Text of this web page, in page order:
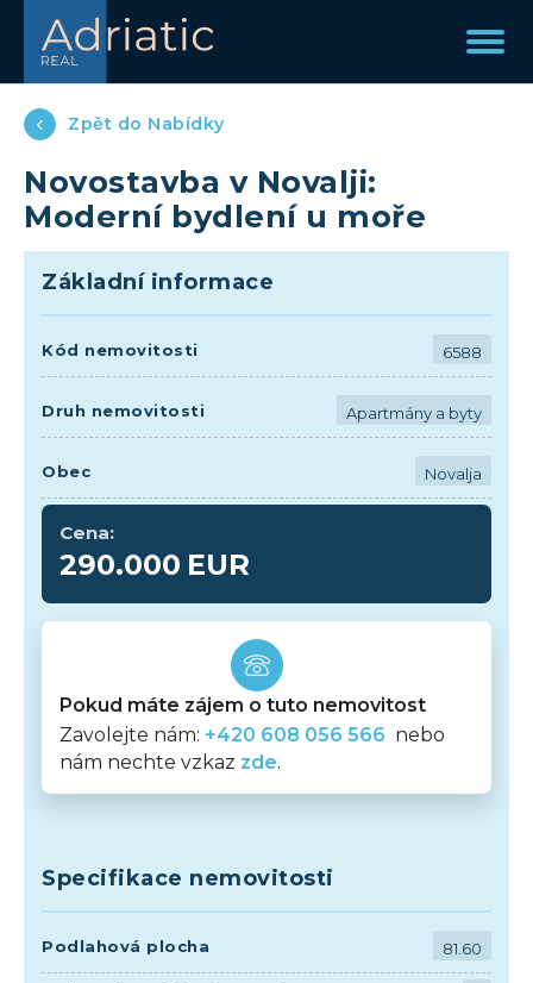
Zpět do Nabídky
Novostavba v Novalji:
Moderní bydlení u moře
Základní informace
Kód nemovitosti 6588
Druh nemovitosti Apartmány a byty
Obec Novalja
Cena:
290.000 EUR
Pokud máte zájem o tuto nemovitost
Zavolejte nám: +420 608 056 566 nebo
nám nechte vzkaz zde.
Specifikace nemovitosti
Podlahová plocha 81.60